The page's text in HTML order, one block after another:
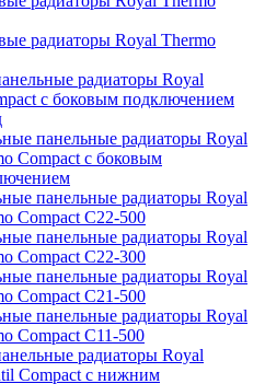
радиаторы Royal Thermo
радиаторы Royal
с боковым подключением
панельные радиаторы Royal
Compact с боковым
панельные радиаторы Royal
Compact C22-500
панельные радиаторы Royal
Compact C22-300
панельные радиаторы Royal
Compact C21-500
панельные радиаторы Royal
Compact C11-500
радиаторы Royal
Compact с нижним